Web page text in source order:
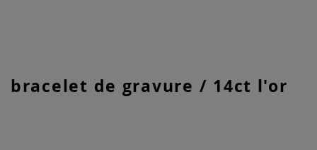
bracelet de gravure / 14ct l'or
to